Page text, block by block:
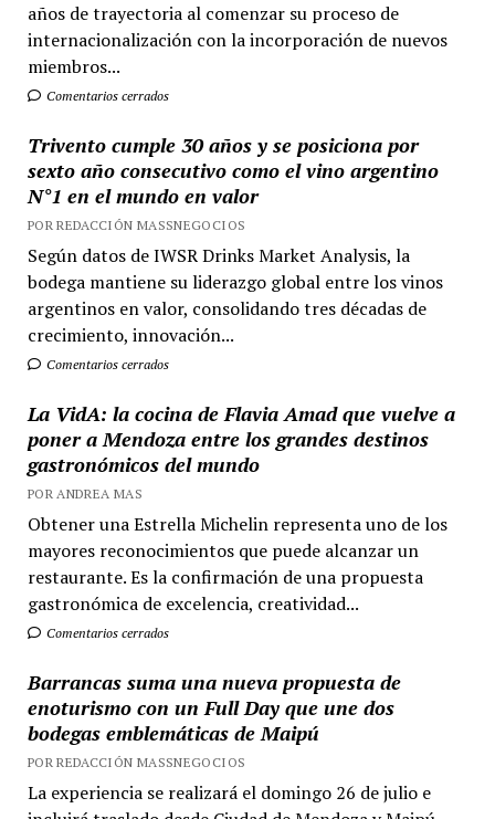
años de trayectoria al comenzar su proceso de
internacionalización con la incorporación de nuevos
miembros...
Comentarios cerrados
Trivento cumple 30 años y se posiciona por
sexto año consecutivo como el vino argentino
N°1 en el mundo en valor
POR REDACCIÓN MASSNEGOCIOS
Según datos de IWSR Drinks Market Analysis, la
bodega mantiene su liderazgo global entre los vinos
argentinos en valor, consolidando tres décadas de
crecimiento, innovación...
Comentarios cerrados
La VidA: la cocina de Flavia Amad que vuelve a
poner a Mendoza entre los grandes destinos
gastronómicos del mundo
POR ANDREA MAS
Obtener una Estrella Michelin representa uno de los
mayores reconocimientos que puede alcanzar un
restaurante. Es la confirmación de una propuesta
gastronómica de excelencia, creatividad...
Comentarios cerrados
Barrancas suma una nueva propuesta de
enoturismo con un Full Day que une dos
bodegas emblemáticas de Maipú
POR REDACCIÓN MASSNEGOCIOS
La experiencia se realizará el domingo 26 de julio e